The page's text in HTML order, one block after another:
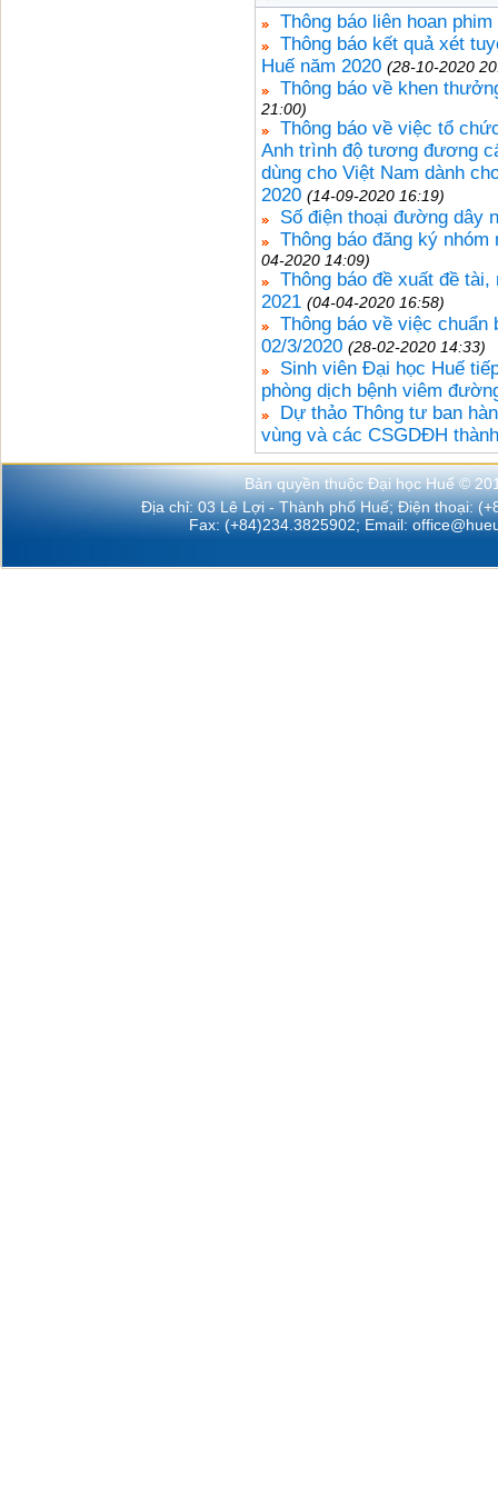
Thông báo liên hoan
Thông báo kết quả xét
Huế năm 2020 (28-10-2020
Thông báo về khen
21:00)
Thông báo về việc tổ
Anh trình độ tương đương
dùng cho Việt Nam dành
2020 (14-09-2020 16:19)
Số điện thoại đường dây
Thông báo đăng ký
04-2020 14:09)
Thông báo đề xuất đề
2021 (04-04-2020 16:58)
Thông báo về việc
02/3/2020 (28-02-2020 14:33)
Sinh viên Đại học Huế
phòng dịch bệnh viêm
Dự thảo Thông tư ban
vùng và các CSGDĐH
Bản quyền thuộc Đại học Huế ©
Địa chỉ: 03 Lê Lợi - Thành phố Huế; Điện thoại:
Fax: (+84)234.3825902; Email: